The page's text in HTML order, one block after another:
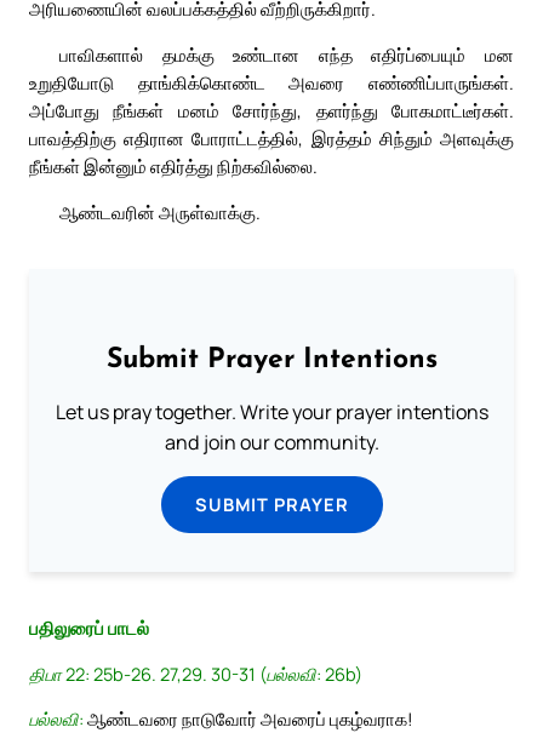
அரியணையின் வலப்பக்கத்தில் வீற்றிருக்கிறார்.
பாவிகளால் தமக்கு உண்டான எந்த எதிர்ப்பையும் மன
உறுதியோடு தாங்கிக்கொண்ட அவரை எண்ணிப்பாருங்கள்.
அப்போது நீங்கள் மனம் சோர்ந்து, தளர்ந்து போகமாட்டீர்கள்.
பாவத்திற்கு எதிரான போராட்டத்தில், இரத்தம் சிந்தும் அளவுக்கு
நீங்கள் இன்னும் எதிர்த்து நிற்கவில்லை.
ஆண்டவரின் அருள்வாக்கு.
Submit Prayer Intentions
Let us pray together. Write your prayer intentions
and join our community.
SUBMIT PRAYER
பதிலுரைப் பாடல்
திபா 22: 25b-26. 27,29. 30-31 (பல்லவி: 26b)
பல்லவி: ஆண்டவரை நாடுவோர் அவரைப் புகழ்வராக!